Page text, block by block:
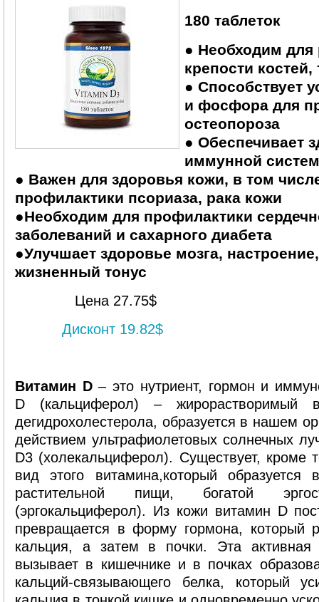
180 таблеток
● Необходим для
крепости
● Способствует
и фосфора для
остеопороза
● Обеспечивает
иммунной
● Важен для здоровья кожи, в том
профилактики псориаза, рака кожи
●Необходим для профилактики
заболеваний и сахарного диабета
●Улучшает здоровье мозга,
жизненный тонус
Цена 27.75$
Дисконт 19.82$
Витамин D– это нутриент, гормон и
D (кальциферол) – жирорастворимый
дегидрохолестерола, образуется в нашем
действием ультрафиолетовых солнечных
D3 (холекальциферол). Существует, кроме
вид этого витамина,который
растительной пищи, богатой
(эргокальциферол). Из кожи витамин D
превращается в форму гормона, который
кальция, а затем в почки. Эта
вызывает в кишечнике и в почках
кальций-связывающего белка, который